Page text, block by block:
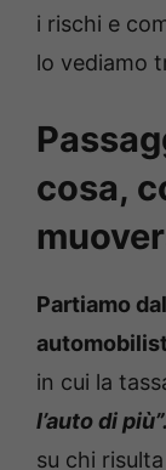
i rischi e
lo vediamo
cosa,
Partiamo
in cui la
l’auto di più”.
su chi